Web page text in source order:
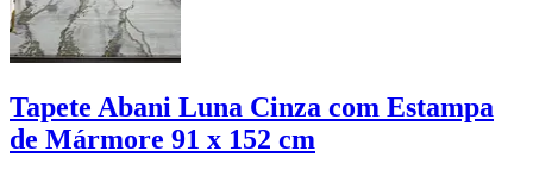
Tapete Abani Luna Cinza com Estampa
de Mármore 91 x 152 cm